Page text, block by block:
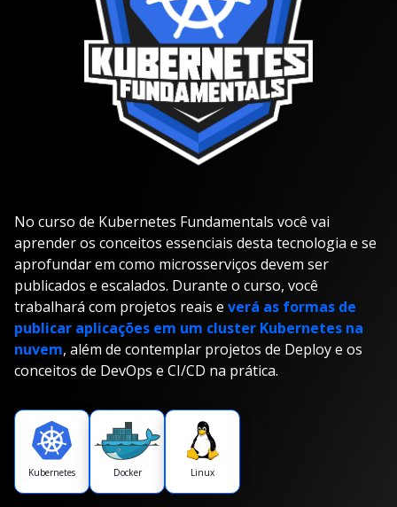
No curso de Kubernetes Fundamentals você vai
aprender os conceitos essenciais desta tecnologia e se
aprofundar em como microsserviços devem ser
publicados e escalados. Durante o curso, você
trabalhará com projetos reais e verá as formas de
publicar aplicações em um cluster Kubernetes na
nuvem, além de contemplar projetos de Deploy e os
conceitos de DevOps e CI/CD na prática.
Kubernetes Docker Linux